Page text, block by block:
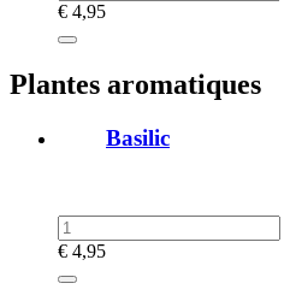
€ 4,95
Plantes aromatiques
Basilic
€ 4,95